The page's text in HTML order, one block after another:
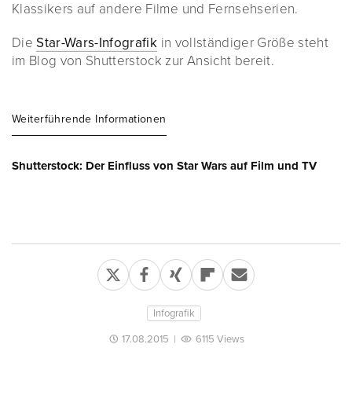
Klassikers auf andere Filme und Fernsehserien.
DieStar-Wars-Infografik in vollständiger Größe steht
im Blog von Shutterstock zur Ansicht bereit.
Weiterführende Informationen
Shutterstock: Der Einfluss von Star Wars auf Film und TV
Infografik
17.08.2015 | 6115 Views